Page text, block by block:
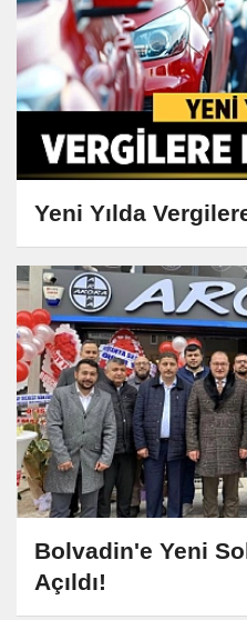
Yeni Yılda
Bolvadin'e Yeni
Açıldı!